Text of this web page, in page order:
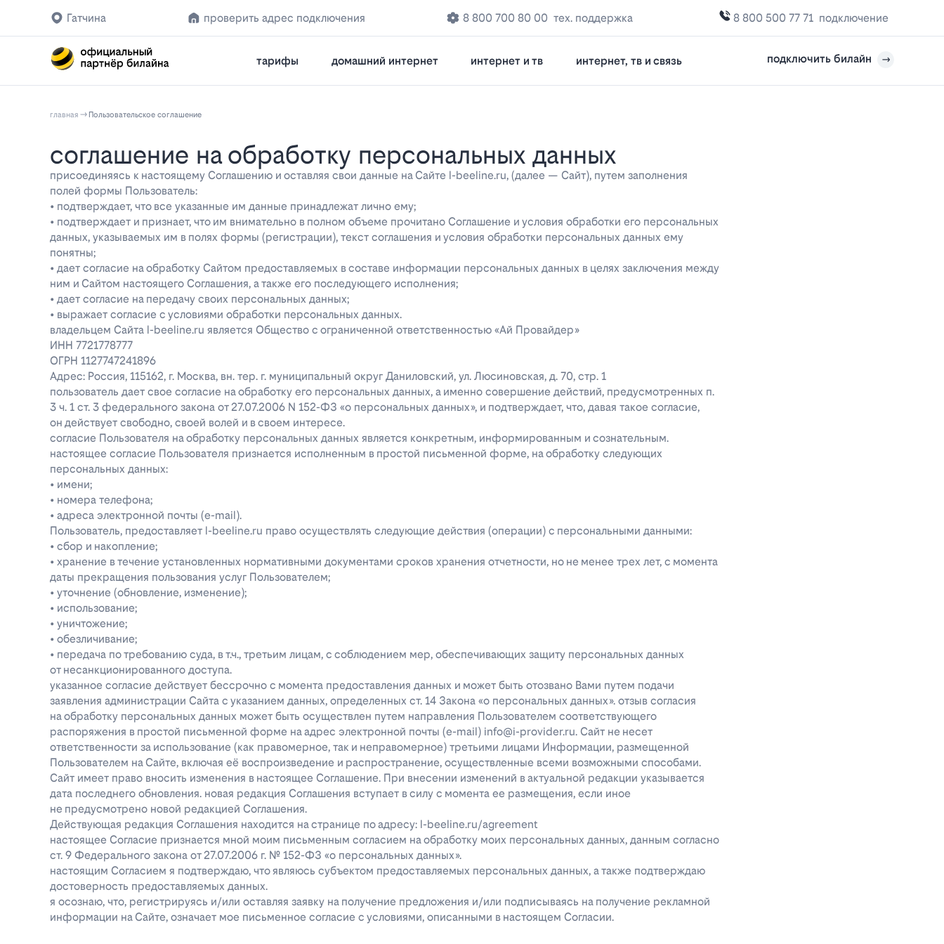
Гатчина проверить адрес подключения 8 800 700 80 00 тех. поддержка 8 800 500 77 71 подключение
тарифы домашний интернет интернет и тв интернет, тв и связь подключить билайн
главная Пользовательское соглашение
соглашение на обработку персональных данных
присоединяясь к настоящему Соглашению и оставляя свои данные на Сайте l-beeline.ru, (далее — Сайт), путем заполнения
полей формы Пользователь:
• подтверждает, что все указанные им данные принадлежат лично ему;
• подтверждает и признает, что им внимательно в полном объеме прочитано Соглашение и условия обработки его персональных
данных, указываемых им в полях формы (регистрации), текст соглашения и условия обработки персональных данных ему
понятны;
• дает согласие на обработку Сайтом предоставляемых в составе информации персональных данных в целях заключения между
ним и Сайтом настоящего Соглашения, а также его последующего исполнения;
• дает согласие на передачу своих персональных данных;
• выражает согласие с условиями обработки персональных данных.
владельцем Сайта l-beeline.ru является Общество с ограниченной ответственностью «Ай Провайдер»
ИНН 7721778777
ОГРН 1127747241896
Адрес: Россия, 115162, г. Москва, вн. тер. г. муниципальный округ Даниловский, ул. Люсиновская, д. 70, стр. 1
пользователь дает свое согласие на обработку его персональных данных, а именно совершение действий, предусмотренных п.
3 ч. 1 ст. 3 федерального закона от 27.07.2006 N 152-ФЗ «о персональных данных», и подтверждает, что, давая такое согласие,
он действует свободно, своей волей и в своем интересе.
согласие Пользователя на обработку персональных данных является конкретным, информированным и сознательным.
настоящее согласие Пользователя признается исполненным в простой письменной форме, на обработку следующих
персональных данных:
• имени;
• номера телефона;
• адреса электронной почты (e-mail).
Пользователь, предоставляет l-beeline.ru право осуществлять следующие действия (операции) с персональными данными:
• сбор и накопление;
• хранение в течение установленных нормативными документами сроков хранения отчетности, но не менее трех лет, с момента
даты прекращения пользования услуг Пользователем;
• уточнение (обновление, изменение);
• использование;
• уничтожение;
• обезличивание;
• передача по требованию суда, в т.ч., третьим лицам, с соблюдением мер, обеспечивающих защиту персональных данных
от несанкционированного доступа.
указанное согласие действует бессрочно с момента предоставления данных и может быть отозвано Вами путем подачи
заявления администрации Сайта с указанием данных, определенных ст. 14 Закона «о персональных данных». отзыв согласия
на обработку персональных данных может быть осуществлен путем направления Пользователем соответствующего
распоряжения в простой письменной форме на адрес электронной почты (e-mail) info@i-provider.ru. Сайт не несет
ответственности за использование (как правомерное, так и неправомерное) третьими лицами Информации, размещенной
Пользователем на Сайте, включая её воспроизведение и распространение, осуществленные всеми возможными способами.
Сайт имеет право вносить изменения в настоящее Соглашение. При внесении изменений в актуальной редакции указывается
дата последнего обновления. новая редакция Соглашения вступает в силу с момента ее размещения, если иное
не предусмотрено новой редакцией Соглашения.
Действующая редакция Соглашения находится на странице по адресу: l-beeline.ru/agreement
настоящее Согласие признается мной моим письменным согласием на обработку моих персональных данных, данным согласно
ст. 9 Федерального закона от 27.07.2006 г. № 152-ФЗ «о персональных данных».
настоящим Согласием я подтверждаю, что являюсь субъектом предоставляемых персональных данных, а также подтверждаю
достоверность предоставляемых данных.
я осознаю, что, регистрируясь и/или оставляя заявку на получение предложения и/или подписываясь на получение рекламной
информации на Сайте, означает мое письменное согласие с условиями, описанными в настоящем Согласии.